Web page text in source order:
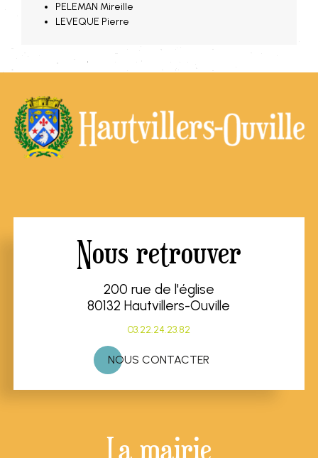
PELEMAN Mireille
LEVEQUE Pierre
Nous retrouver
200 rue de l'église
80132 Hautvillers-Ouville
03.22.24.23.82
NOUS CONTACTER
La mairie